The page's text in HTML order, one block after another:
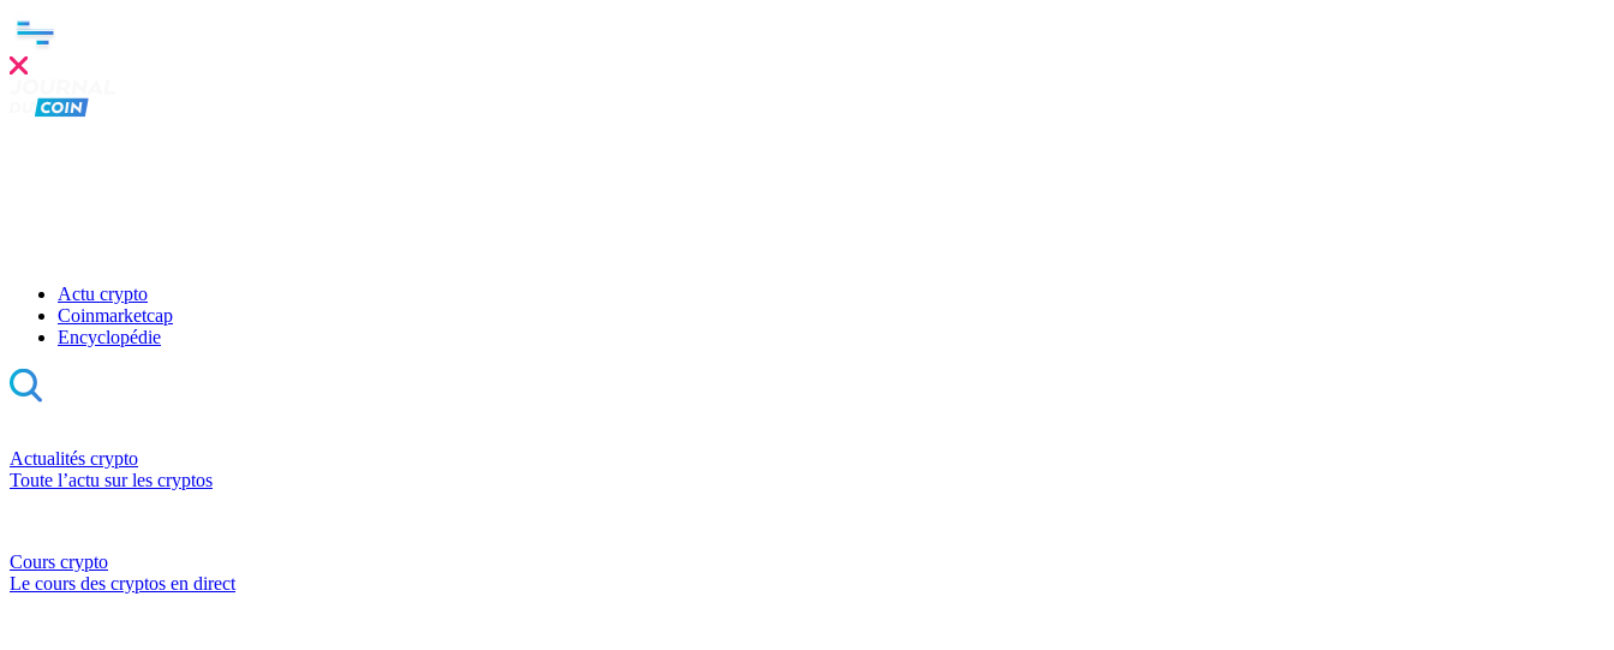
Actu crypto
Coinmarketcap
Encyclopédie
Actualités crypto
Toute l’actu sur les cryptos
Cours crypto
Le cours des cryptos en direct